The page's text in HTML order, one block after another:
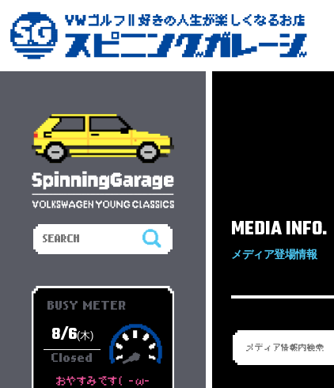
MEDIA INFO.
メディア登場情報
BUSY METER
8/6(木)
Closed
おやすみです( -ω-